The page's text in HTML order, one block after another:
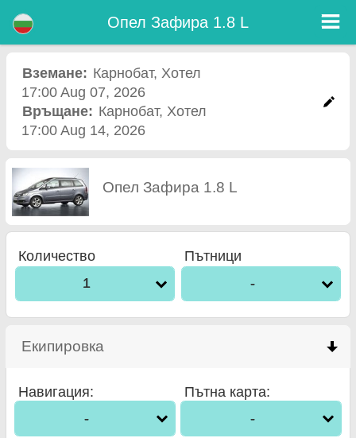
(без депозит), неограничен пробег, безплатни детски седалки, безплатни допълнителни шофьори, гарантирани ниски
цени за наем на коли.
Опел Зафира 1.8 L
Вземане: Карнобат, Хотел
17:00 Aug 07, 2026
Връщане: Карнобат, Хотел
17:00 Aug 14, 2026
Опел Зафира 1.8 L
Количество
1
Пътници
-
Екипировка
Навигация:
-
Пътна карта:
-